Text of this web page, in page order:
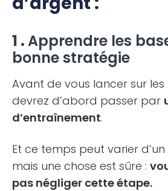
1 .Apprendre les
bonne stratégie
Avant de vous lancer sur
devrez d’abord passer par
d’entraînement.
Et ce temps peut varier
mais une chose est sûre :
pas négliger cette étape.